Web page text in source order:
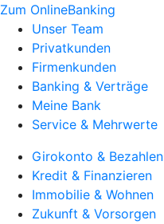
Zum OnlineBanking
Unser Team
Privatkunden
Firmenkunden
Banking & Verträge
Meine Bank
Service & Mehrwerte
Girokonto & Bezahlen
Kredit & Finanzieren
Immobilie & Wohnen
Zukunft & Vorsorgen